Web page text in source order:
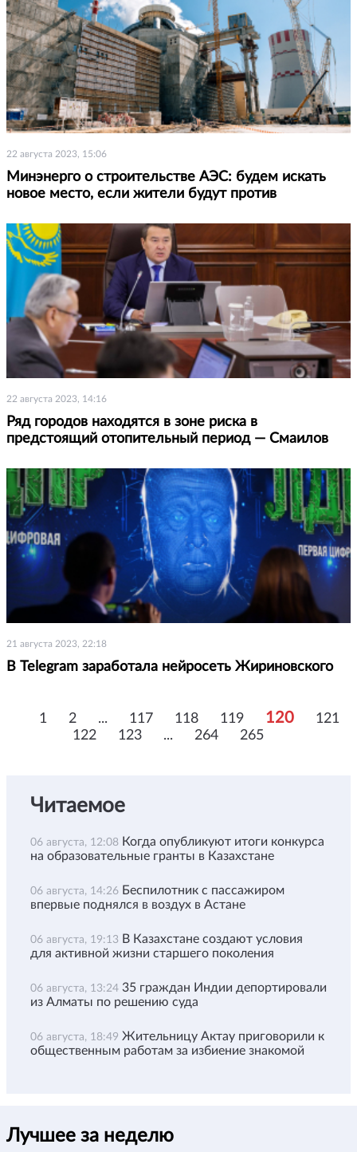
22 августа 2023, 15:06
Минэнерго о строительстве АЭС: будем искать
новое место, если жители будут против
22 августа 2023, 14:16
Ряд городов находятся в зоне риска в
предстоящий отопительный период — Смаилов
21 августа 2023, 22:18
В Telegram заработала нейросеть Жириновского
1 2 ... 117 118 119 120
121
122
123 ... 264 265
Читаемое
06 августа, 12:08 Когда опубликуют итоги конкурса
на образовательные гранты в Казахстане
06 августа, 14:26 Беспилотник с пассажиром
впервые поднялся в воздух в Астане
06 августа, 19:13 В Казахстане создают условия
для активной жизни старшего поколения
06 августа, 13:24 35 граждан Индии депортировали
из Алматы по решению суда
06 августа, 18:49 Жительницу Актау приговорили к
общественным работам за избиение знакомой
Лучшее за неделю